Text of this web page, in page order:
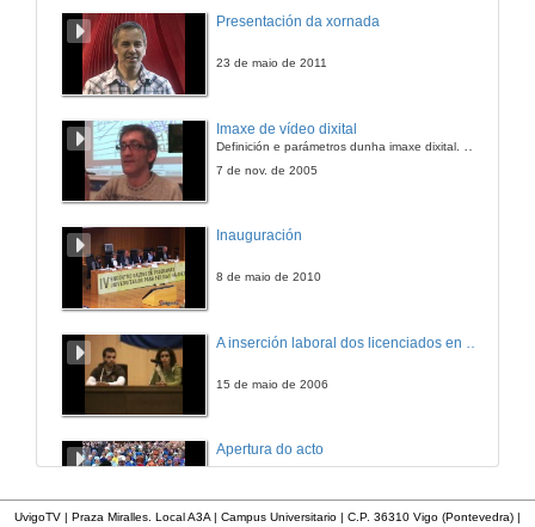
Presentación da xornada
23 de maio de 2011
Imaxe de vídeo dixital
Definición e parámetros dunha imaxe dixital. Resolución e Aspecto. Profundidade da cor. Compresión. Frame por segundo. Entrelazado. Campos, cadros
7 de nov. de 2005
Inauguración
8 de maio de 2010
15 de maio de 2006
Apertura do acto
UvigoTV | Praza Miralles. Local A3A | Campus Universitario | C.P. 36310 Vigo (Pontevedra) |